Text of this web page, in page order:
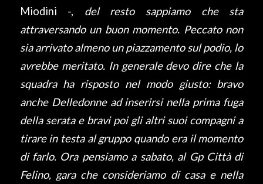
Miodini -, del resto sappiamo che sta
attraversando un buon momento. Peccato non
sia arrivato almeno un piazzamento sul podio, lo
avrebbe meritato. In generale devo dire che la
squadra ha risposto nel modo giusto: bravo
anche Delledonne ad inserirsi nella prima fuga
della serata e bravi poi gli altri suoi compagni a
tirare in testa al gruppo quando era il momento
di farlo. Ora pensiamo a sabato, al Gp Città di
Felino, gara che consideriamo di casa e nella